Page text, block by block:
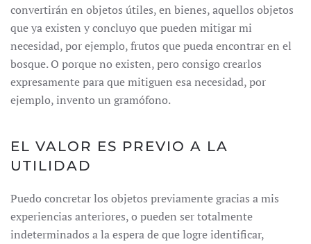
convertirán en objetos útiles, en bienes, aquellos objetos
que ya existen y concluyo que pueden mitigar mi
necesidad, por ejemplo, frutos que pueda encontrar en el
bosque. O porque no existen, pero consigo crearlos
expresamente para que mitiguen esa necesidad, por
ejemplo, invento un gramófono.
EL VALOR ES PREVIO A LA
UTILIDAD
Puedo concretar los objetos previamente gracias a mis
experiencias anteriores, o pueden ser totalmente
indeterminados a la espera de que logre identificar,